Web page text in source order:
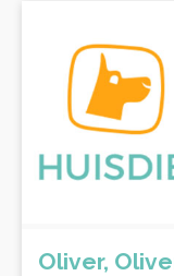
Oliver,